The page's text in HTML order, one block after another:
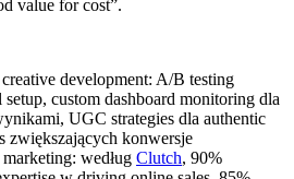
value for cost”.
development: A/B testing
custom dashboard monitoring dla
UGC strategies dla authentic
zwiększających konwersje
według Clutch, 90%